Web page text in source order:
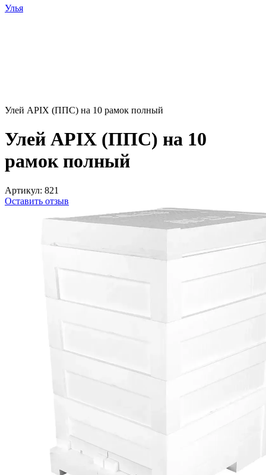
Улья
Улей APIX (ППС) на 10 рамок полный
Улей APIX (ППС) на 10
рамок полный
Артикул: 821
Оставить отзыв